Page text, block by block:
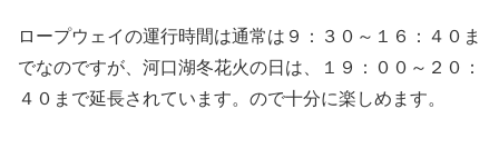
ロープウェイの運行時間は通常は９：３０～１６：４０ま
でなのですが、河口湖冬花火の日は、１９：００～２０：
４０まで延長されています。ので十分に楽しめます。